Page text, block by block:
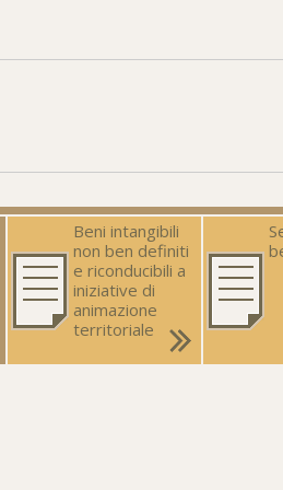
Beni intangibili
non ben definiti
e riconducibili a
iniziative di
animazione
territoriale